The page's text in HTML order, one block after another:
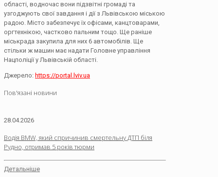
області, водночас вони підзвітні громаді та
узгоджують свої завдання і дії з Львівською міською
радою. Місто забезпечує їх офісами, канцтоварами,
оргтехнікою, частково пальним тощо. Ще раніше
міськрада закупила для них 6 автомобілів. Ще
стільки ж машин має надати Головне управління
Нацполіції у Львівській області.
Джерело: https://portal.lviv.ua
Пов'язані новини
28.04.2026
Водія BMW, який спричинив смертельну ДТП біля
Рудно, отримав 5 років тюрми
Детальніше